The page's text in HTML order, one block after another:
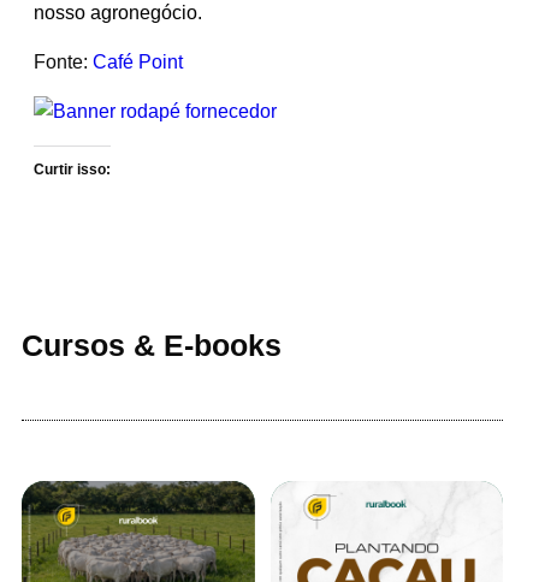
nosso agronegócio.
Fonte: Café Point
Curtir isso:
Cursos & E-books